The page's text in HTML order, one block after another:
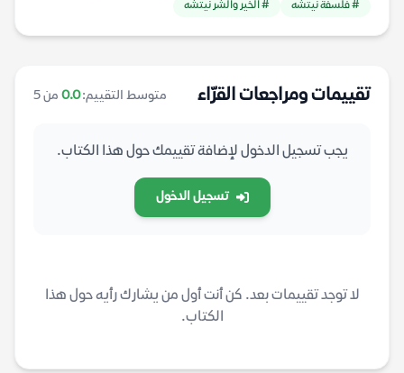
# فلسفة نيتشه
# الخير والشر نيتشه
تقييمات ومراجعات القرّاء متوسط التقييم:0.0 من 5
يجب تسجيل الدخول لإضافة تقييمك حول هذا الكتاب.
تسجيل الدخول
لا توجد تقييمات بعد. كن أنت أول من يشارك رأيه حول هذا
الكتاب.